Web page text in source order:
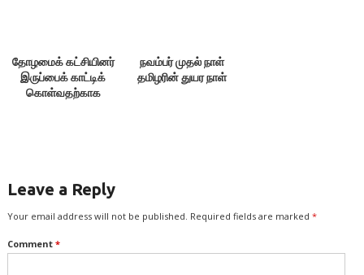
தோழமைக் கட்சியினர்
இருப்பைக் காட்டிக்
கொள்வதற்காக
நவம்பர் முதல் நாள்
தமிழரின் துயர நாள்
Leave a Reply
Your email address will not be published. Required fields are marked *
Comment *